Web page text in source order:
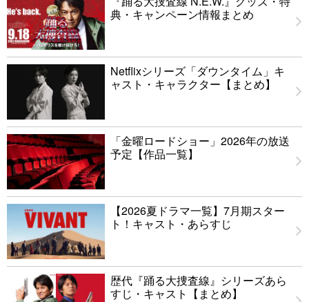
典・キャンペーン情報まとめ
Netflixシリーズ「ダウンタイム」キ
ャスト・キャラクター【まとめ】
「金曜ロードショー」2026年の放送
予定【作品一覧】
【2026夏ドラマ一覧】7月期スター
ト！キャスト・あらすじ
歴代『踊る大捜査線』シリーズあら
すじ・キャスト【まとめ】